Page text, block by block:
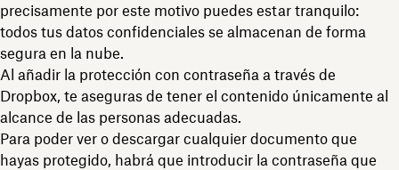
precisamente por este motivo puedes estar tranquilo:
todos tus datos confidenciales se almacenan de forma
segura en la nube.
Al añadir la protección con contraseña a través de
Dropbox, te aseguras de tener el contenido únicamente al
alcance de las personas adecuadas.
Para poder ver o descargar cualquier documento que
hayas protegido, habrá que introducir la contraseña que